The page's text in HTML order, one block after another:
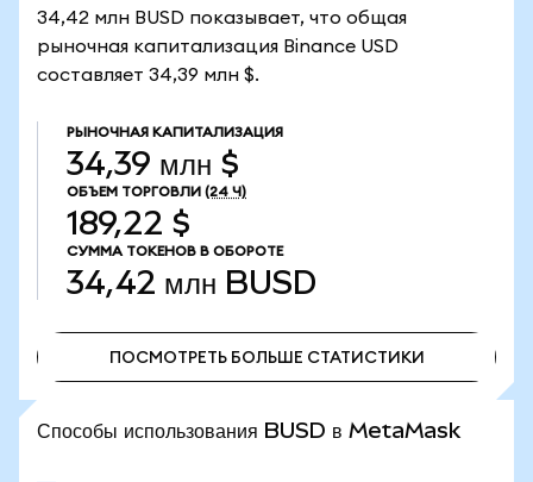
34,42 млн BUSD показывает, что общая
рыночная капитализация Binance USD
составляет 34,39 млн $.
РЫНОЧНАЯ КАПИТАЛИЗАЦИЯ
34,39 млн $
ОБЪЕМ ТОРГОВЛИ (24 Ч)
189,22 $
СУММА ТОКЕНОВ В ОБОРОТЕ
34,42 млн BUSD
ПОСМОТРЕТЬ БОЛЬШЕ СТАТИСТИКИ
Способы использования BUSD в MetaMask